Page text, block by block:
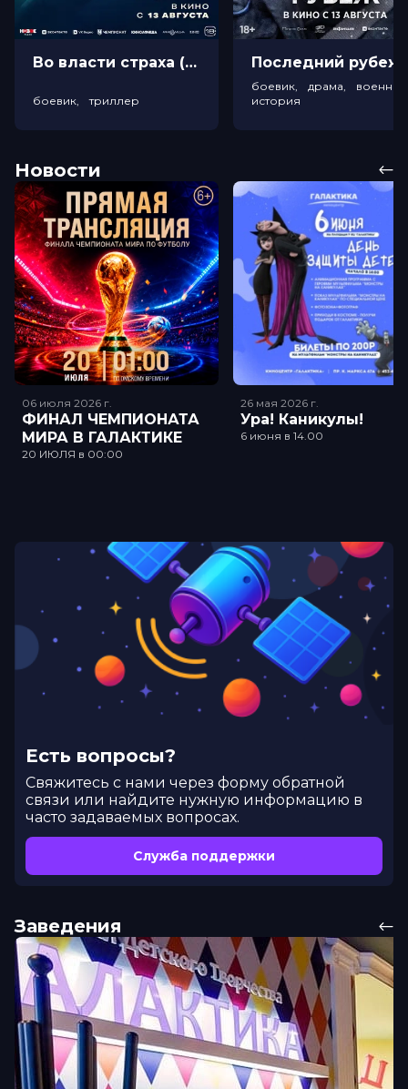
Во власти страха (18+)
боевик, триллер
боевик, драма,
история
Новости
06 июля 2026 г.
ФИНАЛ ЧЕМПИОНАТА
МИРА В ГАЛАКТИКЕ
20 ИЮЛЯ в 00:00
26 мая 2026 г.
Ура! Каникулы!
6 июня в 14.00
Есть вопросы?
Cвяжитесь с нами через форму обратной
связи или найдите нужную информацию в
часто задаваемых вопросах.
Служба поддержки
Заведения